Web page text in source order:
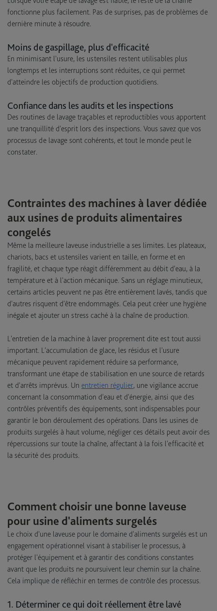
fonctionne plus facilement. Pas de surprises, pas de problèmes de
dernière minute à résoudre.
Moins de gaspillage, plus d'efficacité
En minimisant l'usure, les ustensiles restent utilisables plus
longtemps et les interruptions sont réduites, ce qui permet
d'atteindre les objectifs de production quotidiens.
Confiance dans les audits et les inspections
Des routines de lavage traçables et reproductibles vous apportent
une tranquillité d'esprit lors des inspections. Vous savez que vos
processus de lavage sont cohérents, et tout le monde peut le
constater.
Contraintes des machines à laver dédiée
aux usines de produits alimentaires
congelés
Même la meilleure laveuse industrielle a ses limites. Les plateaux,
chariots, bacs et ustensiles varient en taille, en forme et en
fragilité, et chaque type réagit différemment au débit d'eau, à la
température et à l'action mécanique. Sans un réglage minutieux,
certains articles peuvent ne pas être entièrement lavés, tandis que
d'autres risquent d'être endommagés. Cela peut créer une hygiène
inégale et ajouter un stress caché à la chaîne de production.
L'entretien de la machine à laver proprement dite est tout aussi
important. L'accumulation de glace, les résidus et l'usure
mécanique peuvent rapidement réduire sa performance,
transformant une étape de stabilisation en une source de retards
et d'arrêts imprévus. Un entretien régulier, une vigilance accrue
concernant la consommation d'eau et d'énergie, ainsi que des
contrôles préventifs des équipements, sont indispensables pour
garantir le bon déroulement des opérations. Dans les usines de
produits surgelés à haut volume, négliger ces détails peut avoir des
répercussions sur toute la chaîne, affectant à la fois l'efficacité et
la sécurité des produits.
Comment choisir une bonne laveuse
pour usine d'aliments surgelés
Le choix d'une laveuse pour le domaine d'aliments surgelés est un
engagement opérationnel visant à stabiliser le processus, à
protéger l'équipement et à garantir des conditions constantes
avant que les produits ne poursuivent leur chemin sur la chaîne.
Cela implique de réfléchir en termes de contrôle des processus.
1. Déterminer ce qui doit réellement être lavé